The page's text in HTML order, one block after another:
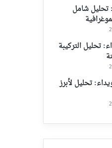
تحليل شامل
تحليل التركيبة
تحليل لأبرز